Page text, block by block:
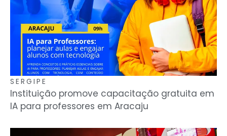
SERGIPE
Instituição promove capacitação gratuita em
IA para professores em Aracaju